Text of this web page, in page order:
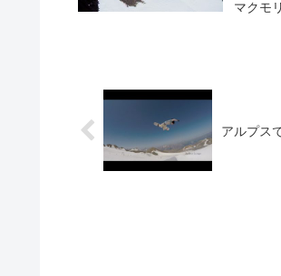
マクモ
アルプス